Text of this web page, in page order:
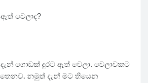
වෙලාද?
ගොඩක් දුරට ඈත් වෙලා. වෙලාවකට
නමුත් දැන් මට තියෙන